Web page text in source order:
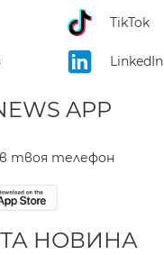
TikTok
LinkedIn
APP
в твоя телефон
НОВИНА